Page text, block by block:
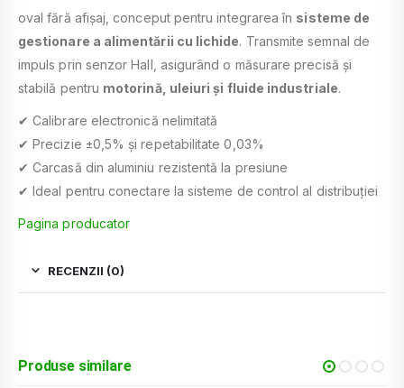
oval fără afișaj, conceput pentru integrarea în sisteme de
gestionare a alimentării cu lichide. Transmite semnal de
impuls prin senzor Hall, asigurând o măsurare precisă și
stabilă pentru motorină, uleiuri și fluide industriale.
✔ Calibrare electronică nelimitată
✔ Precizie ±0,5% și repetabilitate 0,03%
✔ Carcasă din aluminiu rezistentă la presiune
✔ Ideal pentru conectare la sisteme de control al distribuției
Pagina producator
RECENZII (0)
Produse similare